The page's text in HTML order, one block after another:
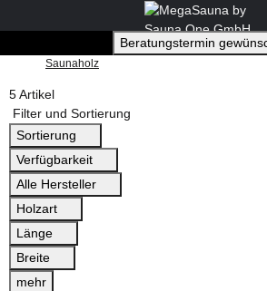
Beratungstermin
Saunaholz
5 Artikel
Filter und Sortierung
Sortierung
Verfügbarkeit
Alle Hersteller
Holzart
Länge
Breite
mehr